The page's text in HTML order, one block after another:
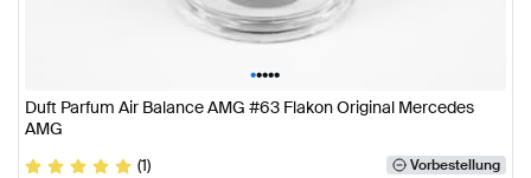
•••••
Duft Parfum Air Balance AMG #63 Flakon Original Mercedes
AMG
(1)
Vorbestellung